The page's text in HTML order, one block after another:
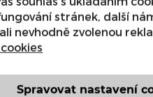
stránek, další
nevhodně zvolenou
Spravovat nastavení